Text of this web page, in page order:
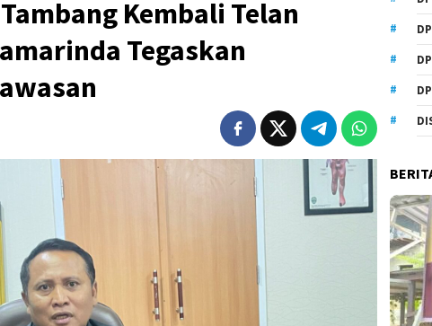
Kembali Telan
Tegaskan